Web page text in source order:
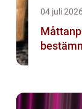
04 juli 2026